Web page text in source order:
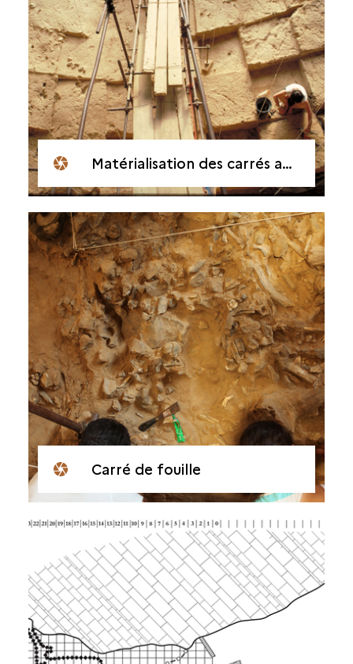
Matérialisation des carrés au sol
Carré de fouille